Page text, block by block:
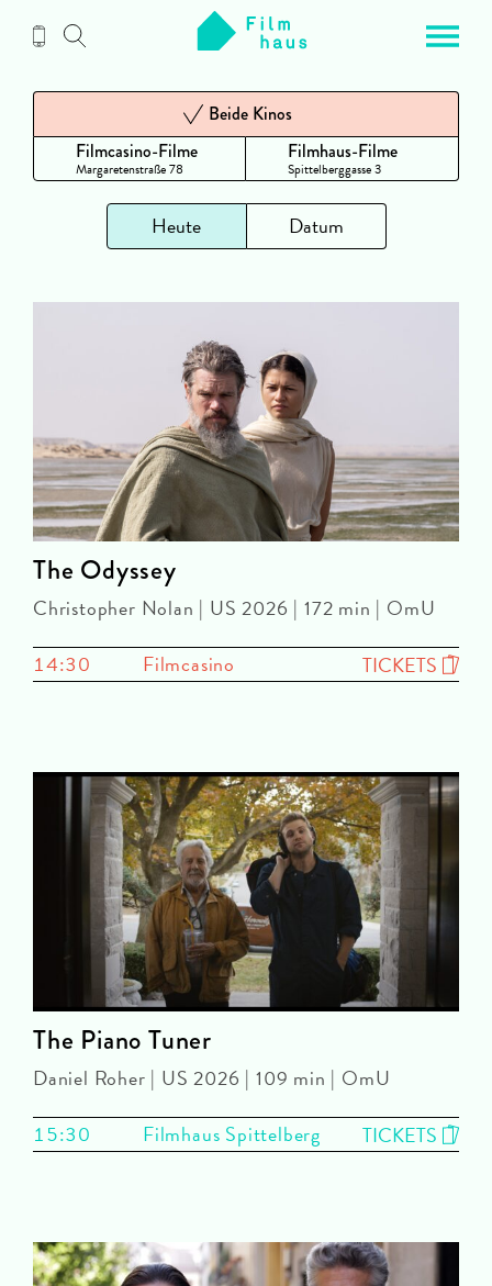
Inhalt
Filmcasino-Filme
Margaretenstraße 78
Beide Kinos
Filmhaus-Filme
Spittelberggasse 3
Heute Datum
The Odyssey
Christopher Nolan | US 2026 | 172 min | OmU
14:30
Filmcasino TICKETS
The Piano Tuner
Daniel Roher | US 2026 | 109 min | OmU
15:30
Filmhaus Spittelberg TICKETS